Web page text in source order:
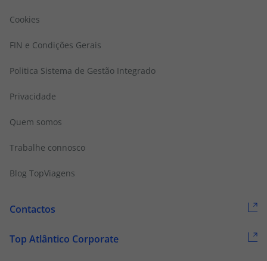
Cookies
FIN e Condições Gerais
Politica Sistema de Gestão Integrado
Privacidade
Quem somos
Trabalhe connosco
Blog TopViagens
Contactos
Top Atlântico Corporate